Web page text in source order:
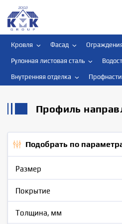
Кровля Фасад
Рулонная листовая сталь
Внутренняя отделка
Профиль
Подобрать по
Размер
Покрытие
Толщина, мм